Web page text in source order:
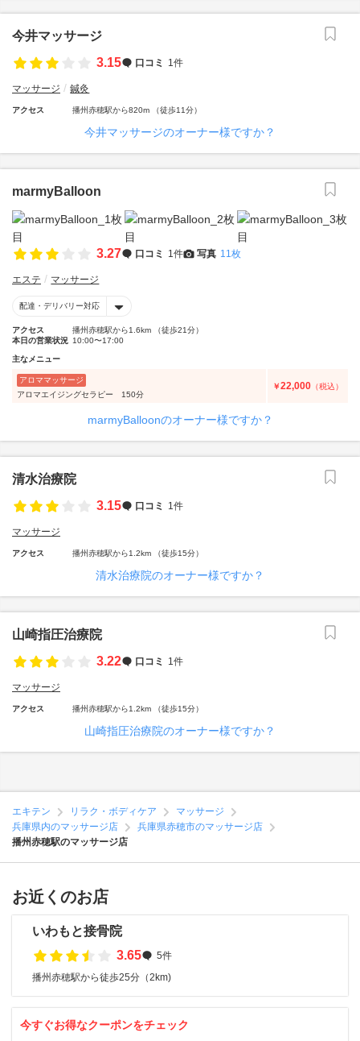
今井マッサージ
3.15
口コミ 1件
マッサージ 鍼灸
アクセス 播州赤穂駅から820m （徒歩11分）
今井マッサージのオーナー様ですか？
marmyBalloon
3.27 口コミ 1件 写真 11枚
エステ マッサージ
配達・デリバリー対応
アクセス
播州赤穂駅から1.6km （徒歩21分）
本日の営業状況 10:00〜17:00
主なメニュー
アロママッサージ
アロマエイジングセラピー 150分
￥22,000 （税込）
marmyBalloonのオーナー様ですか？
清水治療院
3.15
口コミ 1件
マッサージ
アクセス 播州赤穂駅から1.2km （徒歩15分）
清水治療院のオーナー様ですか？
山崎指圧治療院
3.22
口コミ 1件
マッサージ
アクセス 播州赤穂駅から1.2km （徒歩15分）
山崎指圧治療院のオーナー様ですか？
エキテン リラク・ボディケア
マッサージ
兵庫県内のマッサージ店
兵庫県赤穂市のマッサージ店
播州赤穂駅のマッサージ店
お近くのお店
いわもと接骨院
3.65
5件
播州赤穂駅から徒歩25分（2km)
今すぐお得なクーポンをチェック